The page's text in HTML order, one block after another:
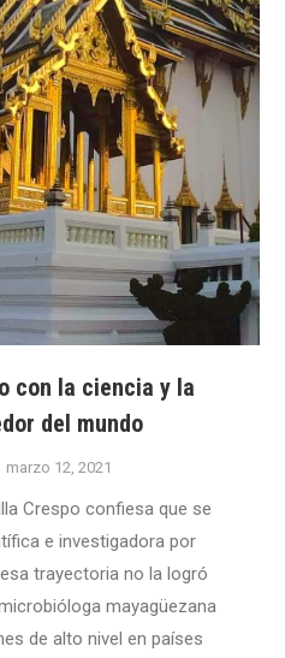
con la ciencia y la
del mundo
marzo 12, 2021
Crespo confiesa que se
e investigadora por
trayectoria no la logró
mayagüezana
de alto nivel en países